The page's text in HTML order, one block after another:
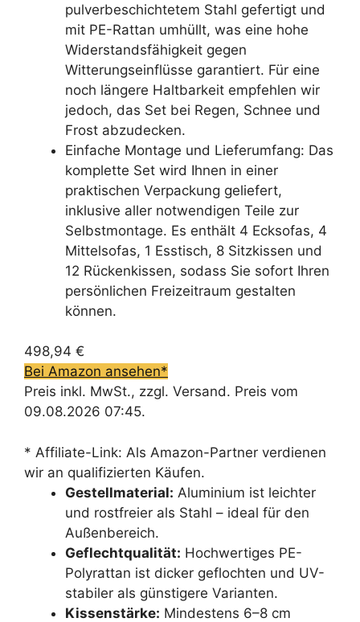
pulverbeschichtetem Stahl gefertigt und
mit PE-Rattan umhüllt, was eine hohe
Widerstandsfähigkeit gegen
Witterungseinflüsse garantiert. Für eine
noch längere Haltbarkeit empfehlen wir
jedoch, das Set bei Regen, Schnee und
Frost abzudecken.
Einfache Montage und Lieferumfang: Das
komplette Set wird Ihnen in einer
praktischen Verpackung geliefert,
inklusive aller notwendigen Teile zur
Selbstmontage. Es enthält 4 Ecksofas, 4
Mittelsofas, 1 Esstisch, 8 Sitzkissen und
12 Rückenkissen, sodass Sie sofort Ihren
persönlichen Freizeitraum gestalten
können.
498,94 €
Bei Amazon ansehen*
Preis inkl. MwSt., zzgl. Versand. Preis vom
09.08.2026 07:45.
* Affiliate-Link: Als Amazon-Partner verdienen
wir an qualifizierten Käufen.
Gestellmaterial: Aluminium ist leichter
und rostfreier als Stahl – ideal für den
Außenbereich.
Geflechtqualität: Hochwertiges PE-
Polyrattan ist dicker geflochten und UV-
stabiler als günstigere Varianten.
Kissenstärke: Mindestens 6–8 cm